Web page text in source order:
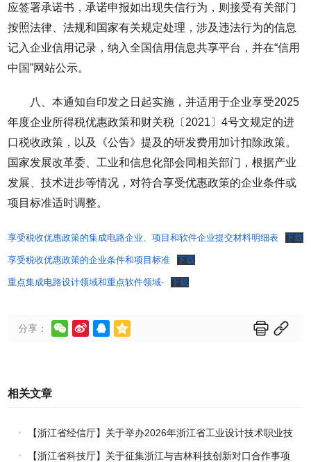
应签署承诺书，承诺申报如出现失信行为，则接受有关部门
按照法律、法规和国家有关规定处理，涉及违法行为的信息
记入企业信用记录，纳入全国信用信息共享平台，并在“信用
中国”网站公示。
八、本通知自印发之日起实施，并适用于企业享受2025
年度企业所得税优惠政策和财关税〔2021〕4号文规定的进
口税收政策，以及《公告》提及的研发费用加计扣除政策。
国家发展改革委、工业和信息化部会同相关部门，根据产业
发展、技术进步等情况，对符合享受优惠政策的企业条件或
项目标准适时调整。
享受税收优惠政策的集成电路企业、项目和软件企业提交材料明细表 下载
享受税收优惠政策的企业条件和项目标准 下载
重点集成电路设计领域和重点软件领域- 下载
分享：      
相关文章
【浙江省经信厅】关于举办2026年浙江省工业设计技术职业技
能竞赛的通知
【浙江省科技厅】关于征集浙江与吉林科技创新对口合作事项